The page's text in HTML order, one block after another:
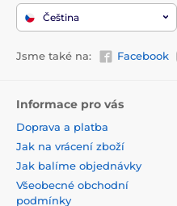
Čeština
Jsme také na: Facebook
Informace pro vás
Doprava a platba
Jak na vrácení zboží
Jak balíme objednávky
Všeobecné obchodní
podmínky